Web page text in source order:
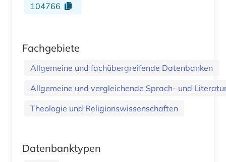
104766
Fachgebiete
Allgemeine und fachübergreifende Datenbanken
Allgemeine und vergleichende Sprach- und
Theologie und Religionswissenschaften
Datenbanktypen